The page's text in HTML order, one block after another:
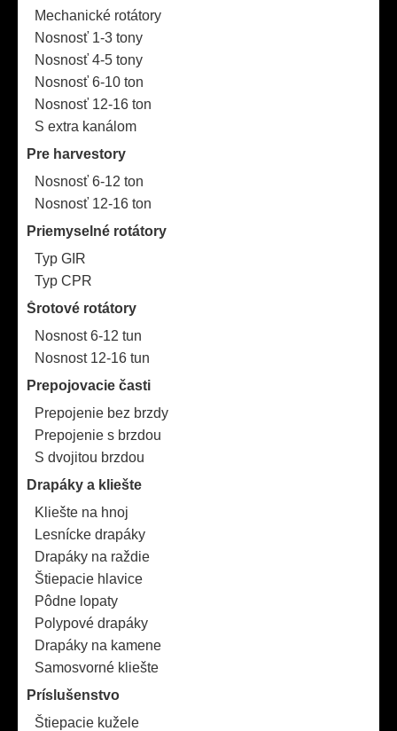
Mechanické rotátory
Nosnosť 1-3 tony
Nosnosť 4-5 tony
Nosnosť 6-10 ton
Nosnosť 12-16 ton
S extra kanálom
Pre harvestory
Nosnosť 6-12 ton
Nosnosť 12-16 ton
Priemyselné rotátory
Typ GIR
Typ CPR
Šrotové rotátory
Nosnost 6-12 tun
Nosnost 12-16 tun
Prepojovacie časti
Prepojenie bez brzdy
Prepojenie s brzdou
S dvojitou brzdou
Drapáky a kliešte
Kliešte na hnoj
Lesnícke drapáky
Drapáky na raždie
Štiepacie hlavice
Pôdne lopaty
Polypové drapáky
Drapáky na kamene
Samosvorné kliešte
Príslušenstvo
Štiepacie kužele